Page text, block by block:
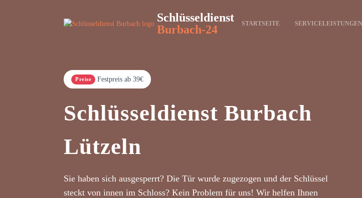
Schlüsseldienst
Burbach-24
STARTSEITE SERVICELEISTUNGEN
Preise Festpreis ab 39€
Schlüsseldienst Burbach
Lützeln
Sie haben sich ausgesperrt? Die Tür wurde zugezogen und der Schlüssel
steckt von innen im Schloss? Kein Problem für uns! Wir helfen Ihnen